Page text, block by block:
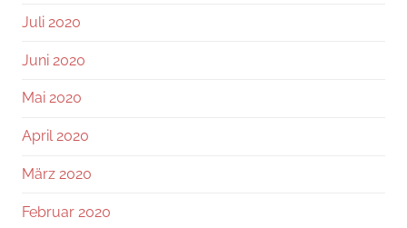
Juli 2020
Juni 2020
Mai 2020
April 2020
März 2020
Februar 2020